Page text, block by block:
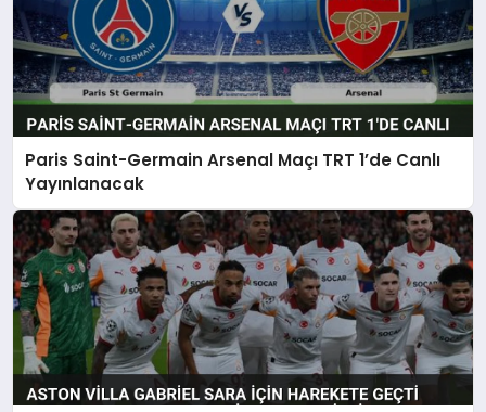
Paris Saint-Germain Arsenal Maçı TRT 1’de Canlı
Yayınlanacak